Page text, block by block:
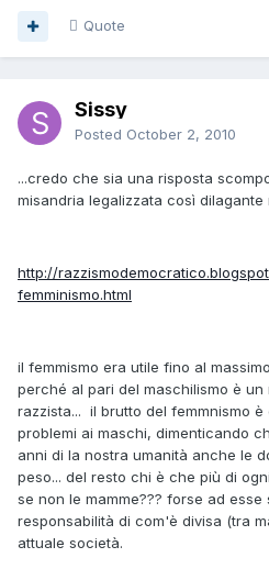
Quote
Sissy
Posted October 2, 2010
...credo che sia una risposta
misandria legalizzata così dilagante
http://
femminismo.html
il femmismo era utile fino al
perché al pari del maschilismo è
razzista... il brutto del femmnismo
problemi ai maschi, dimenticando
anni di la nostra umanità anche le
peso... del resto chi è che più di
se non le mamme??? forse ad
responsabilità di com'è divisa (tra
attuale società.